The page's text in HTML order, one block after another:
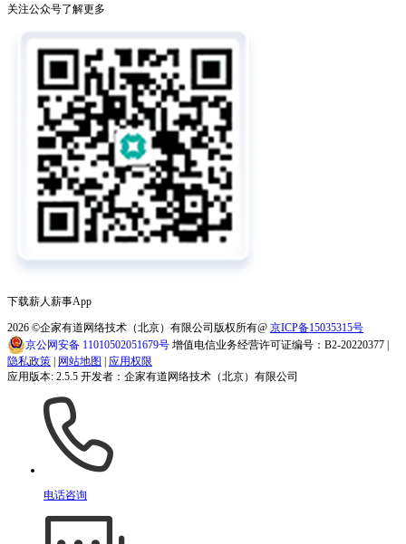
关注公众号了解更多
下载薪人薪事App
2026 ©企家有道网络技术（北京）有限公司版权所有@ 京ICP备15035315号
京公网安备 11010502051679号 增值电信业务经营许可证编号：B2-20220377 |
隐私政策 | 网站地图 | 应用权限
应用版本: 2.5.5 开发者：企家有道网络技术（北京）有限公司
电话咨询